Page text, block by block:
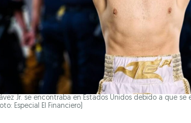
Jr. se encontraba en Estados Unidos debido a que
Especial El Financiero)